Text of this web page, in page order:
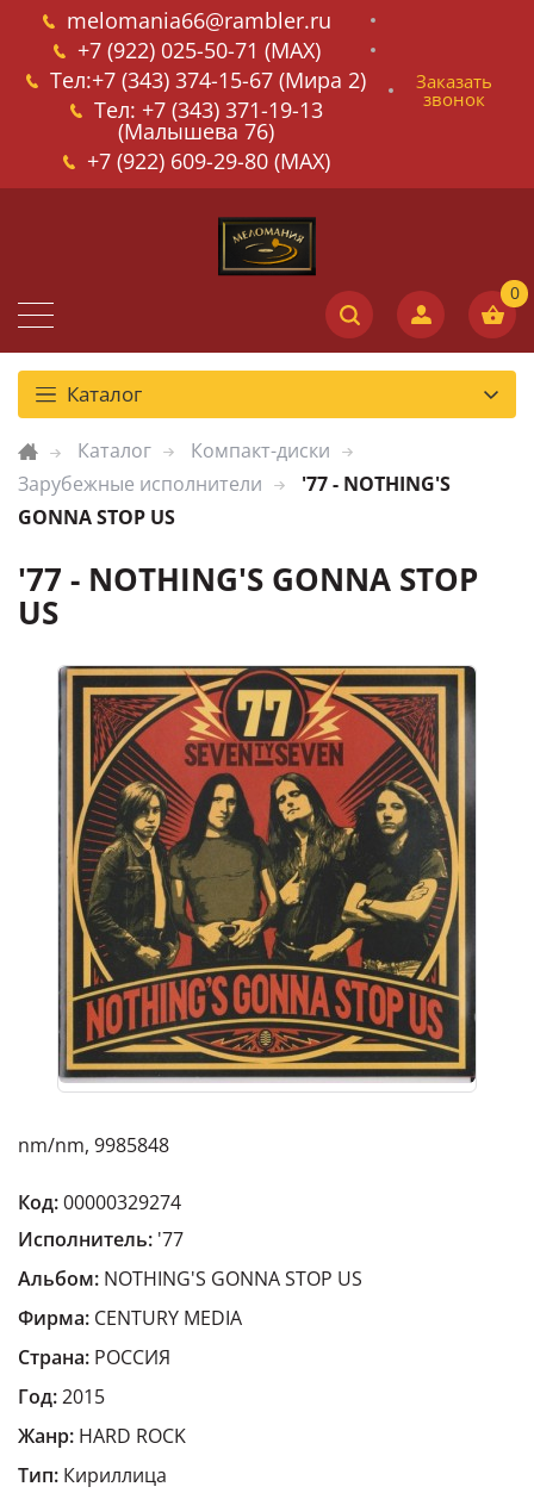
melomania66@rambler.ru
+7 (922) 025-50-71 (MAX)
Тел:+7 (343) 374-15-67 (Мира 2)
Тел: +7 (343) 371-19-13
(Малышева 76)
+7 (922) 609-29-80 (MAX)
Заказать
звонок
Каталог
Каталог
Компакт-диски
Зарубежные исполнители
'77 - NOTHING'S
GONNA STOP US
'77 - NOTHING'S GONNA STOP
US
nm/nm, 9985848
Код:00000329274
Исполнитель: '77
Альбом: NOTHING'S GONNA STOP US
Фирма: CENTURY MEDIA
Страна: РОССИЯ
Год:2015
Жанр: HARD ROCK
Тип: Кириллица